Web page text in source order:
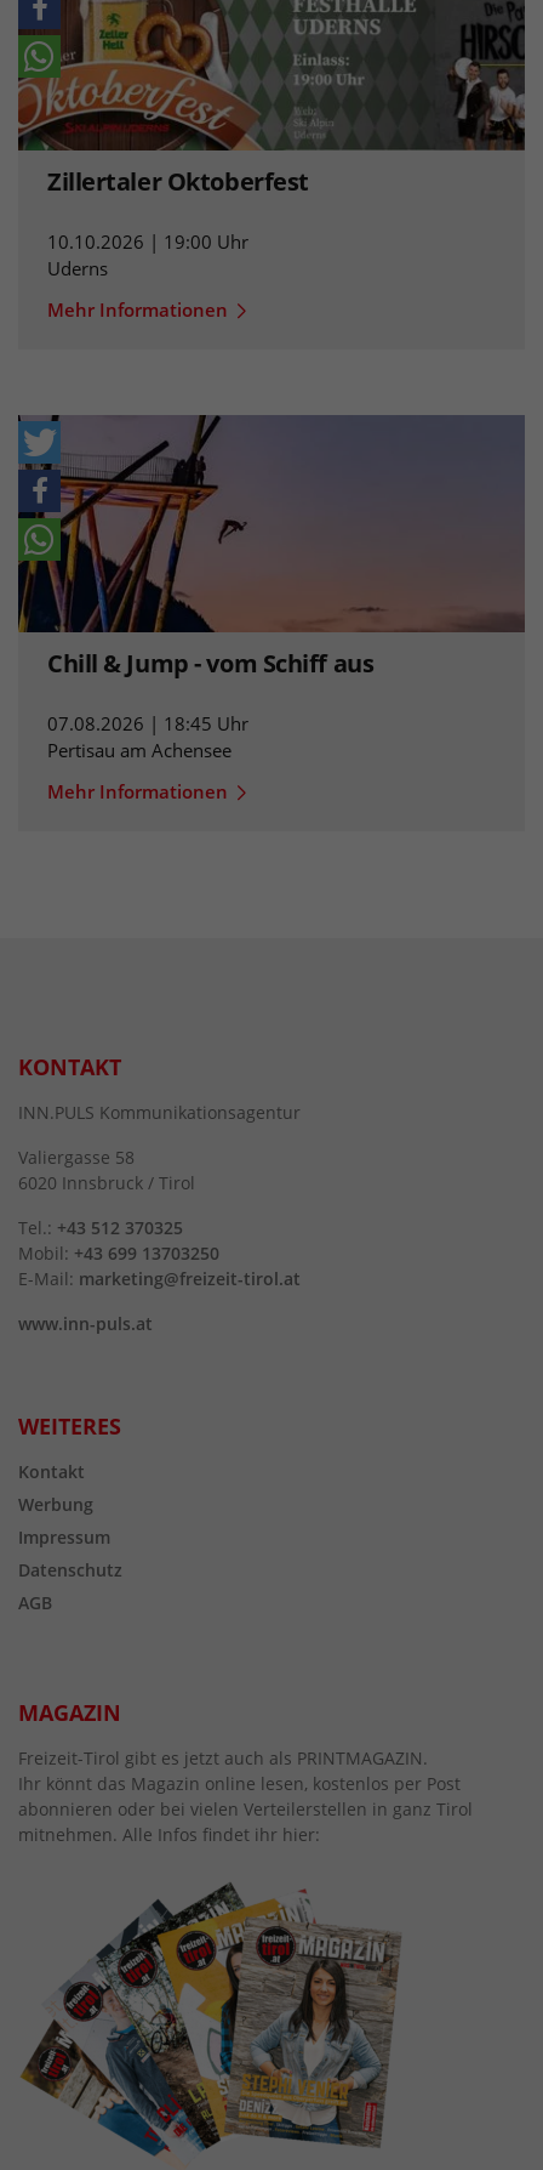
Zillertaler Oktoberfest
10.10.2026 | 19:00 Uhr
Uderns
Mehr Informationen
Chill & Jump - vom Schiff aus
07.08.2026 | 18:45 Uhr
Pertisau am Achensee
Mehr Informationen
KONTAKT
INN.PULS Kommunikationsagentur
Valiergasse 58
6020 Innsbruck / Tirol
Tel.: +43 512 370325
Mobil: +43 699 13703250
E-Mail: marketing@freizeit-tirol.at
www.inn-puls.at
WEITERES
Kontakt
Werbung
Impressum
Datenschutz
AGB
MAGAZIN
Freizeit-Tirol gibt es jetzt auch als PRINTMAGAZIN.
Ihr könnt das Magazin online lesen, kostenlos per Post
abonnieren oder bei vielen Verteilerstellen in ganz Tirol
mitnehmen. Alle Infos findet ihr hier: